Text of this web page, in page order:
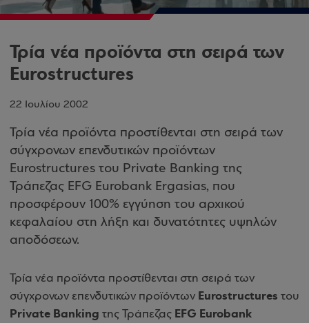
Τρία νέα προϊόντα στη σειρά των
Eurostructures
22 Ιουλίου 2002
Τρία νέα προϊόντα προστίθενται στη σειρά των
σύγχρονων επενδυτικών προϊόντων
Eurostructures του Private Banking της
Τράπεζας EFG Eurobank Ergasias, που
προσφέρουν 100% εγγύηση του αρχικού
κεφαλαίου στη λήξη και δυνατότητες υψηλών
αποδόσεων.
Τρία νέα προϊόντα προστίθενται στη σειρά των
σύγχρονων επενδυτικών προϊόντων Eurostructures του
Private Banking της Τράπεζας EFG Eurobank